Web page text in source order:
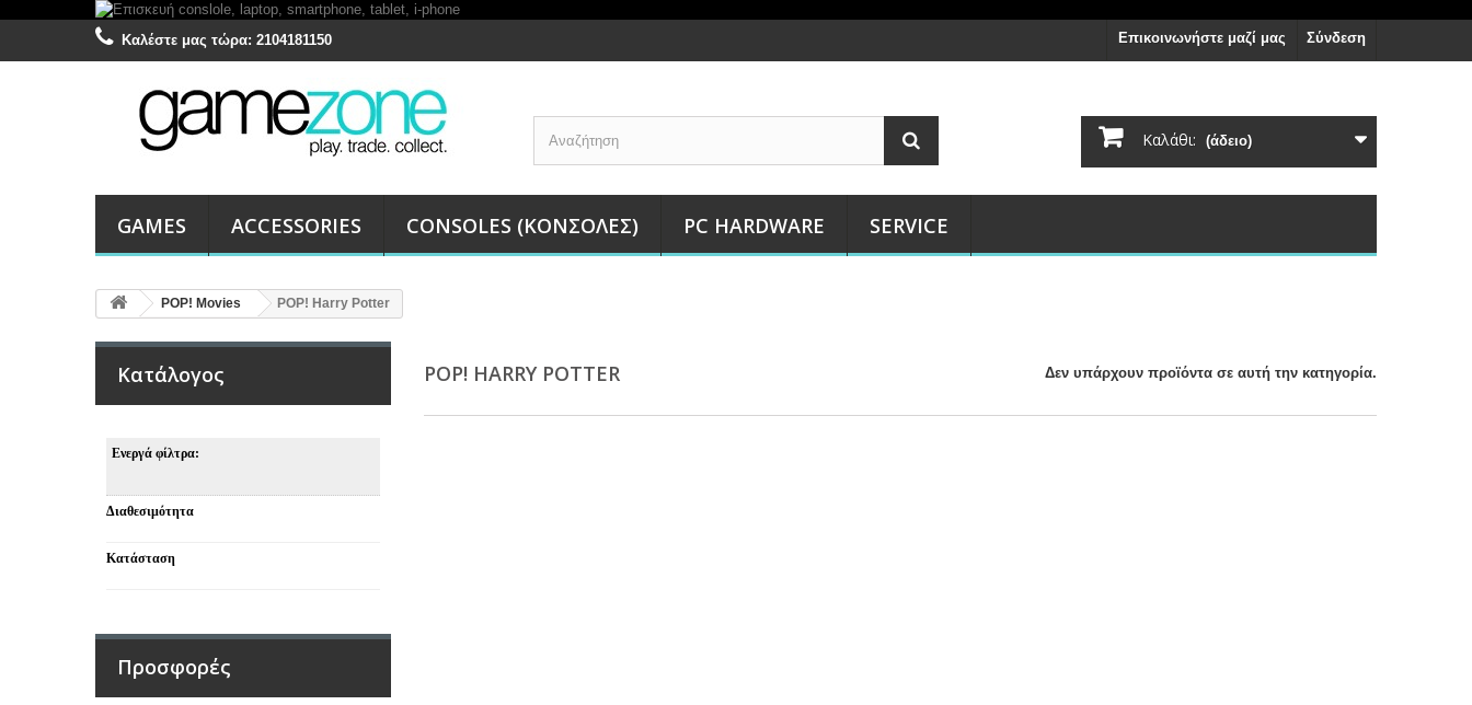
Σύνδεση
Επικοινωνήστε μαζί μας
Καλέστε μας τώρα: 2104181150
Καλάθι: (άδειο)
GAMES ACCESSORIES CONSOLES (ΚΟΝΣΌΛΕΣ) PC HARDWARE SERVICE
POP! Movies POP! Harry Potter
Κατάλογος
Ενεργά φίλτρα:
Διαθεσιμότητα
Κατάσταση
Προσφορές
POP! HARRY POTTER Δεν υπάρχουν προϊόντα σε αυτή την κατηγορία.